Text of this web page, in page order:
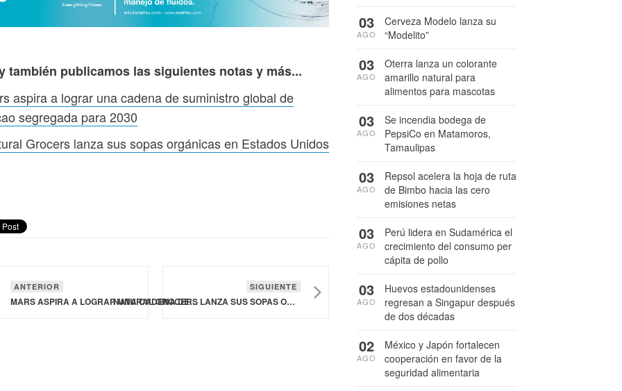
también publicamos las siguientes notas y más...
aspira a lograr una cadena de suministro global de
segregada para 2030
Grocers lanza sus sopas orgánicas en Estados Unidos
ANTERIOR
MARS ASPIRA A LOGRAR UNA CADENA DE SUMINISTRO GLOBAL DE CACAO SEGREGADA PARA 2030
SIGUIENTE
NATURAL GROCERS LANZA SUS SOPAS ORGÁNICAS EN ESTADOS UNIDOS
Cerveza Modelo lanza su
“Modelito”
03
AGO
Oterra lanza un colorante
amarillo natural para
alimentos para mascotas
03
AGO
Se incendia bodega de
PepsiCo en Matamoros,
Tamaulipas
03
AGO
Repsol acelera la hoja de ruta
de Bimbo hacia las cero
emisiones netas
03
AGO
Perú lidera en Sudamérica el
crecimiento del consumo per
cápita de pollo
03
AGO
Huevos estadounidenses
regresan a Singapur después
de dos décadas
03
AGO
México y Japón fortalecen
cooperación en favor de la
seguridad alimentaria
02
AGO